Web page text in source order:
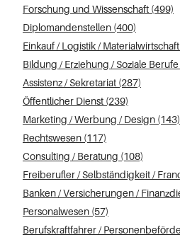
Forschung und Wissenschaft (499)
Diplomandenstellen (400)
Assistenz / Sekretariat (287)
Öffentlicher Dienst (239)
Marketing / Werbung / Design (143)
Rechtswesen (117)
Consulting / Beratung (108)
Personalwesen (57)